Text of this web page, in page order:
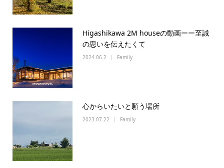
Higashikawa 2M houseの動画ーー至誠
の思いを伝えたくて
2024.06.2 Family
心からいたいと願う場所
2023.07.22 Family